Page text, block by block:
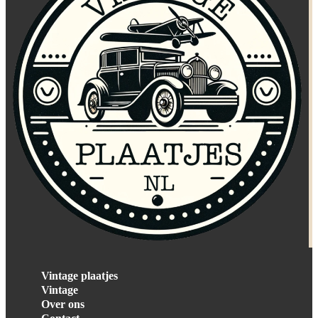
Vintage plaatjes
Vintage
Over ons